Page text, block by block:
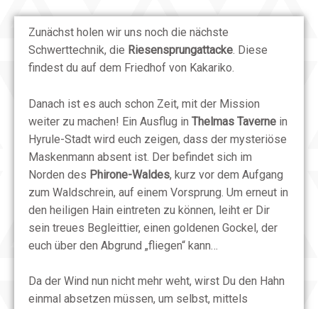
Zunächst holen wir uns noch die nächste
Schwerttechnik, die Riesensprungattacke. Diese
findest du auf dem Friedhof von Kakariko.
Danach ist es auch schon Zeit, mit der Mission
weiter zu machen! Ein Ausflug in Thelmas Taverne in
Hyrule-Stadt wird euch zeigen, dass der mysteriöse
Maskenmann absent ist. Der befindet sich im
Norden des Phirone-Waldes, kurz vor dem Aufgang
zum Waldschrein, auf einem Vorsprung. Um erneut in
den heiligen Hain eintreten zu können, leiht er Dir
sein treues Begleittier, einen goldenen Gockel, der
euch über den Abgrund „fliegen“ kann…
Da der Wind nun nicht mehr weht, wirst Du den Hahn
einmal absetzen müssen, um selbst, mittels